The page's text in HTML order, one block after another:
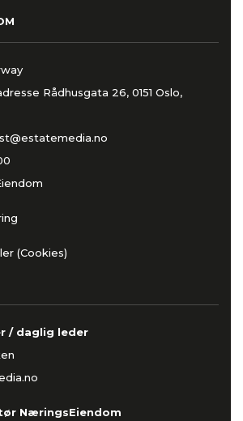
Rådhusgata 26, 0151 Oslo,
(Cookies)
/ daglig leder
NæringsEiendom